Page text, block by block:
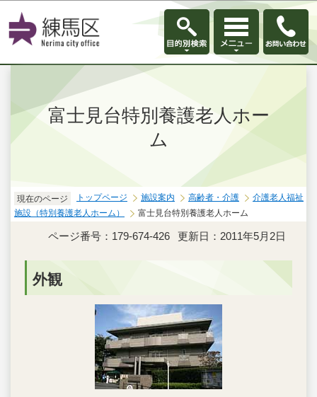
このページの本文へ移動
富士見台特別養護老人ホー
ム
現在のページ トップページ 施設案内 高齢者・介護
介護老人福祉
施設（特別養護老人ホーム）
富士見台特別養護老人ホーム
ページ番号：179-674-426 更新日：2011年5月2日
外観